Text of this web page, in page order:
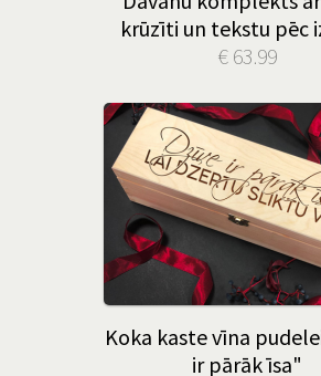
krūzīti un tekstu pēc
€ 63.99
Koka kaste vīna
ir pārāk īsa"